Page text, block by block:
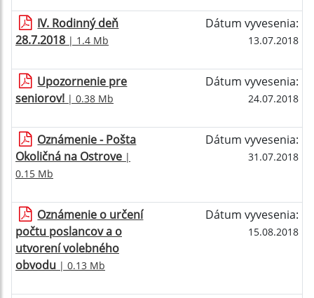
IV. Rodinný deň
28.7.2018 | 1.4 Mb
Dátum vyvesenia:
13.07.2018
Upozornenie pre
seniorov! | 0.38 Mb
Dátum vyvesenia:
24.07.2018
Oznámenie - Pošta
Okoličná na Ostrove |
0.15 Mb
Dátum vyvesenia:
31.07.2018
Oznámenie o určení
počtu poslancov a o
utvorení volebného
obvodu | 0.13 Mb
Dátum vyvesenia:
15.08.2018